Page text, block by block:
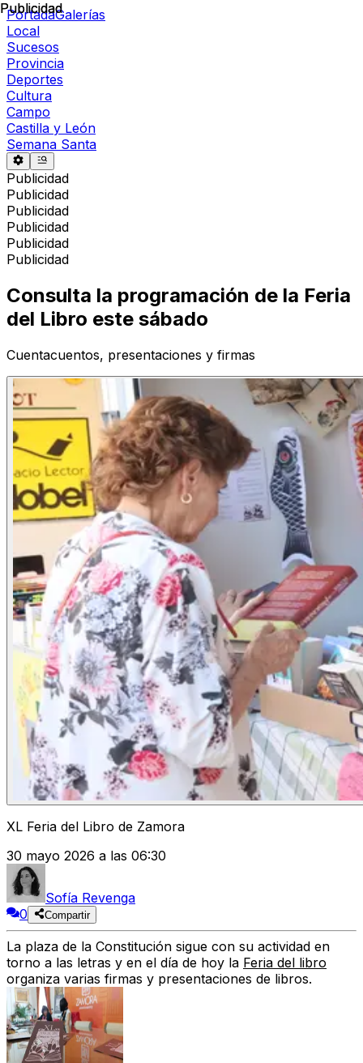
PortadaGalerías
Local
Sucesos
Provincia
Deportes
Cultura
Campo
Castilla y León
Semana Santa
Publicidad
Publicidad
Publicidad
Publicidad
Publicidad
Publicidad
Publicidad
Consulta la programación de la Feria
del Libro este sábado
Cuentacuentos, presentaciones y firmas
XL Feria del Libro de Zamora
30 mayo 2026 a las 06:30
Sofía Revenga
0
Compartir
La plaza de la Constitución sigue con su actividad en
torno a las letras y en el día de hoy la Feria del libro
organiza varias firmas y presentaciones de libros.
Publicidad